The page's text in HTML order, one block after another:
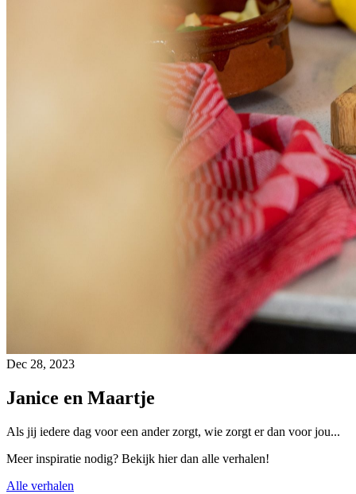
Dec 28, 2023
Janice en Maartje
Als jij iedere dag voor een ander zorgt, wie zorgt er dan voor jou...
Meer inspiratie nodig? Bekijk hier dan alle verhalen!
Alle verhalen